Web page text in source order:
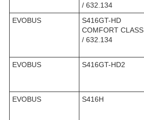
/ 632.134
EVOBUS
S416GT-HD
COMFORT CLASS
/ 632.134
EVOBUS
S416GT-HD2
EVOBUS
S416H